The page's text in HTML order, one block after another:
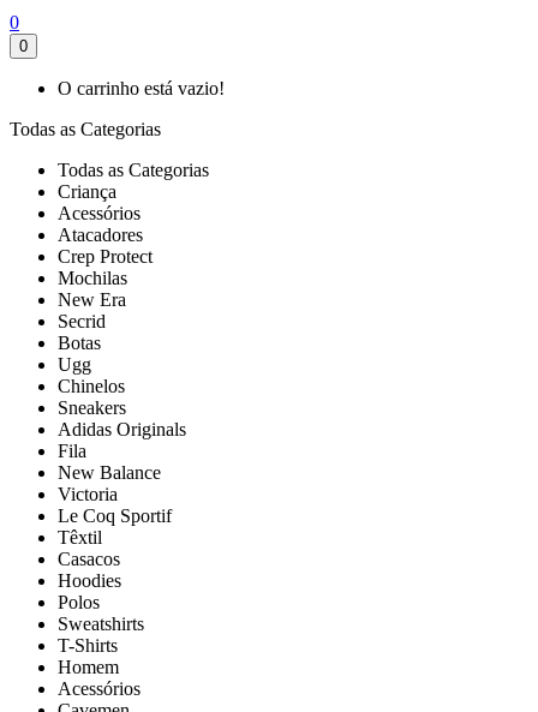
0
0
O carrinho está vazio!
Todas as Categorias
Todas as Categorias
Criança
Acessórios
Atacadores
Crep Protect
Mochilas
New Era
Secrid
Botas
Ugg
Chinelos
Sneakers
Adidas Originals
Fila
New Balance
Victoria
Le Coq Sportif
Têxtil
Casacos
Hoodies
Polos
Sweatshirts
T-Shirts
Homem
Acessórios